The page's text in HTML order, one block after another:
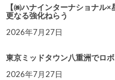
【㈱ハナインターナショナル
更なる強化ねらう
2026年7月27日
東京ミッドタウン八重洲でロ
2026年7月27日